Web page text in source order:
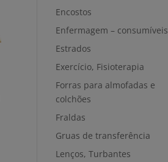
Encostos
Enfermagem – consumíveis
Estrados
Exercício, Fisioterapia
Forras para almofadas e
colchões
Fraldas
Gruas de transferência
Lenços, Turbantes